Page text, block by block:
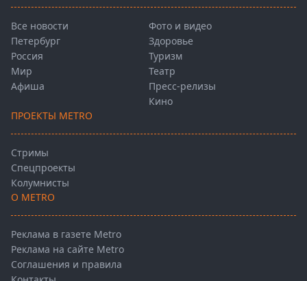
Все новости
Петербург
Россия
Мир
Афиша
Фото и видео
Здоровье
Туризм
Театр
Пресс-релизы
Кино
ПРОЕКТЫ METRO
Стримы
Спецпроекты
Колумнисты
О METRO
Реклама в газете Metro
Реклама на сайте Metro
Соглашения и правила